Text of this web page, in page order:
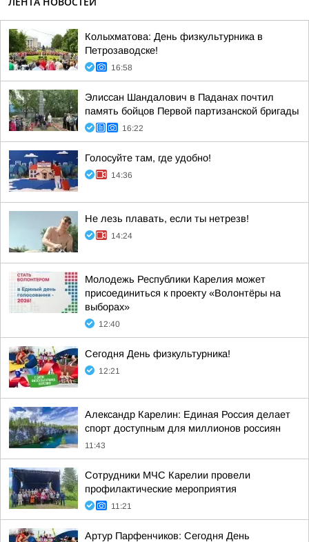
Колыхматова: День физкультурника в
Петрозаводске!
16:58
Элиссан Шандалович в Паданах почтил
память бойцов Первой партизанской бригады
16:22
Голосуйте там, где удобно!
14:36
Не лезь плавать, если ты нетрезв!
14:24
Молодежь Республики Карелия может
присоединиться к проекту «Волонтёры на
выборах»
12:40
Сегодня День физкультурника!
12:21
Александр Карелин: Единая Россия делает
спорт доступным для миллионов россиян
11:43
Сотрудники МЧС Карелии провели
профилактические мероприятия
11:21
Артур Парфенчиков: Сегодня День